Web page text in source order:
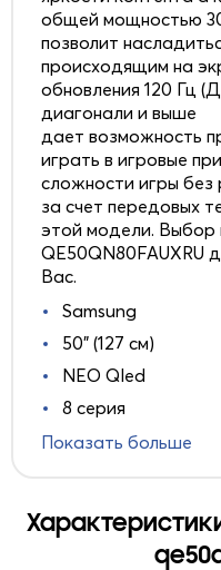
общей мощностью
позволит
происходящим на
обновления 120 Гц
диагонали и выше
дает возможность
играть в игровые
сложности игры без
за счет передовых
этой модели. Выбор
QE50QN80FAUXRU
Вас.
Samsung
50" (127 см)
NEO Qled
8 серия
Показать больше